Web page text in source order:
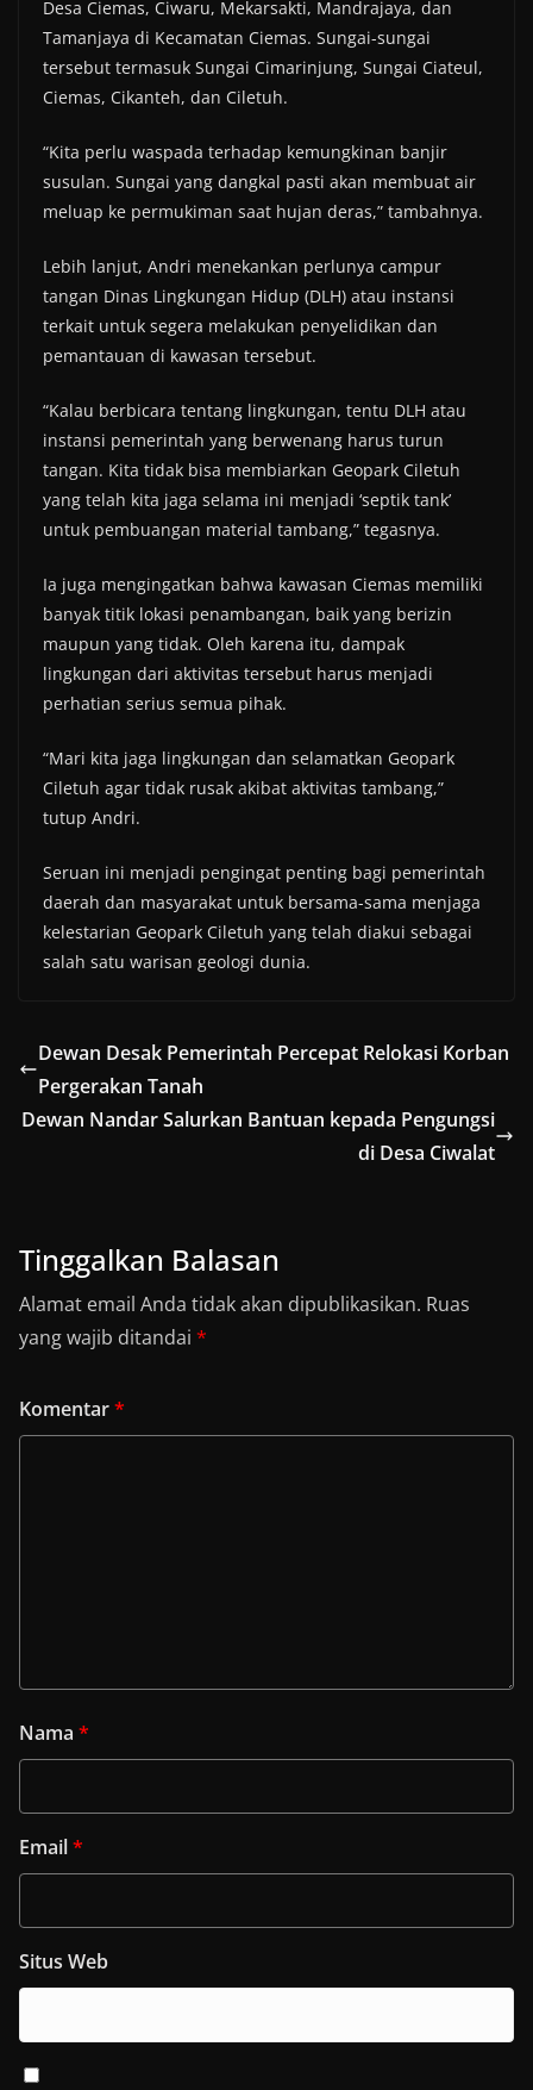
Desa Ciemas, Ciwaru, Mekarsakti, Mandrajaya, dan
Tamanjaya di Kecamatan Ciemas. Sungai-sungai
tersebut termasuk Sungai Cimarinjung, Sungai Ciateul,
Ciemas, Cikanteh, dan Ciletuh.
“Kita perlu waspada terhadap kemungkinan banjir
susulan. Sungai yang dangkal pasti akan membuat air
meluap ke permukiman saat hujan deras,” tambahnya.
Lebih lanjut, Andri menekankan perlunya campur
tangan Dinas Lingkungan Hidup (DLH) atau instansi
terkait untuk segera melakukan penyelidikan dan
pemantauan di kawasan tersebut.
“Kalau berbicara tentang lingkungan, tentu DLH atau
instansi pemerintah yang berwenang harus turun
tangan. Kita tidak bisa membiarkan Geopark Ciletuh
yang telah kita jaga selama ini menjadi ‘septik tank’
untuk pembuangan material tambang,” tegasnya.
Ia juga mengingatkan bahwa kawasan Ciemas memiliki
banyak titik lokasi penambangan, baik yang berizin
maupun yang tidak. Oleh karena itu, dampak
lingkungan dari aktivitas tersebut harus menjadi
perhatian serius semua pihak.
“Mari kita jaga lingkungan dan selamatkan Geopark
Ciletuh agar tidak rusak akibat aktivitas tambang,”
tutup Andri.
Seruan ini menjadi pengingat penting bagi pemerintah
daerah dan masyarakat untuk bersama-sama menjaga
kelestarian Geopark Ciletuh yang telah diakui sebagai
salah satu warisan geologi dunia.
Dewan Desak Pemerintah Percepat Relokasi Korban
Pergerakan Tanah
Dewan Nandar Salurkan Bantuan kepada Pengungsi
di Desa Ciwalat
Tinggalkan Balasan
Alamat email Anda tidak akan dipublikasikan. Ruas
yang wajib ditandai *
Komentar*
Nama *
Email*
Situs Web